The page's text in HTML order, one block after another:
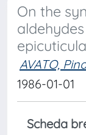
On the
AVATO,
1986-01-01
Scheda